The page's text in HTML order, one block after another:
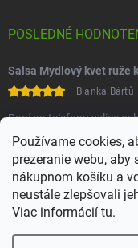
Používame cookies,
prezeranie webu,
nákupnom košíku a
neustále zlepšovali
Viac informácií tu.
POSLEDNÉ
Salsa Mydlový kvet ruže
Blanka Bártů
Paní na telefonu velice